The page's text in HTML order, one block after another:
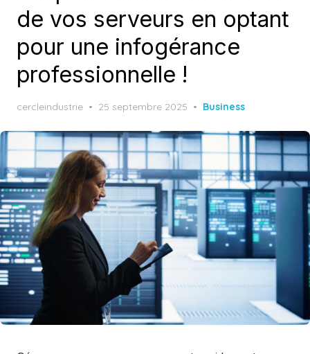
de vos serveurs en optant
pour une infogérance
professionnelle !
cercleindustrie
Posted
25 septembre 2025 Business